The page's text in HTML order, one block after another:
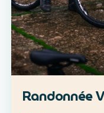
Randonnée